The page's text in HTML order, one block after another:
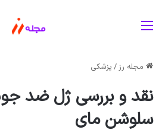
مجله رز/ پزشکی
نقد و بررسی ژل ضد
سلوشن مای